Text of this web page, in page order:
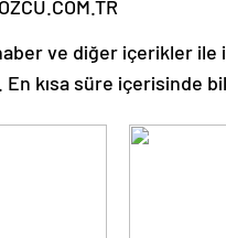
ve diğer içerikler
kısa süre içerisinde